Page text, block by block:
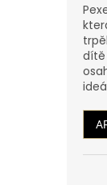
dítě